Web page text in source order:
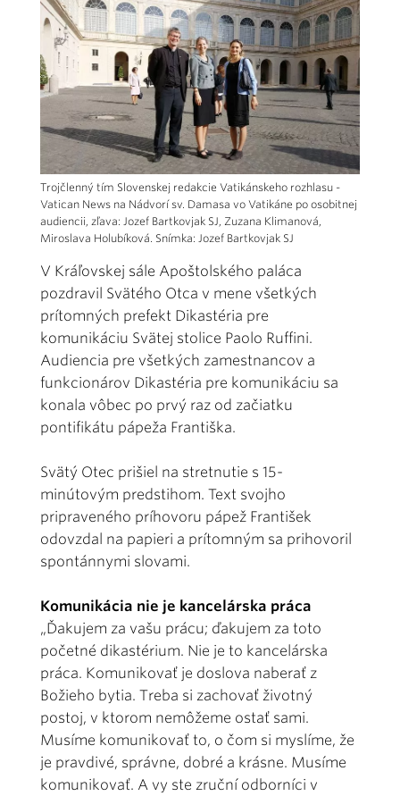
Trojčlenný tím Slovenskej redakcie Vatikánskeho rozhlasu -
Vatican News na Nádvorí sv. Damasa vo Vatikáne po osobitnej
audiencii, zľava: Jozef Bartkovjak SJ, Zuzana Klimanová,
Miroslava Holubíková. Snímka: Jozef Bartkovjak SJ
V Kráľovskej sále Apoštolského paláca
pozdravil Svätého Otca v mene všetkých
prítomných prefekt Dikastéria pre
komunikáciu Svätej stolice Paolo Ruffini.
Audiencia pre všetkých zamestnancov a
funkcionárov Dikastéria pre komunikáciu sa
konala vôbec po prvý raz od začiatku
pontifikátu pápeža Františka.
Svätý Otec prišiel na stretnutie s 15-
minútovým predstihom. Text svojho
pripraveného príhovoru pápež František
odovzdal na papieri a prítomným sa prihovoril
spontánnymi slovami.
Komunikácia nie je kancelárska práca
„Ďakujem za vašu prácu; ďakujem za toto
početné dikastérium. Nie je to kancelárska
práca. Komunikovať je doslova naberať z
Božieho bytia. Treba si zachovať životný
postoj, v ktorom nemôžeme ostať sami.
Musíme komunikovať to, o čom si myslíme, že
je pravdivé, správne, dobré a krásne. Musíme
komunikovať. A vy ste zruční odborníci v